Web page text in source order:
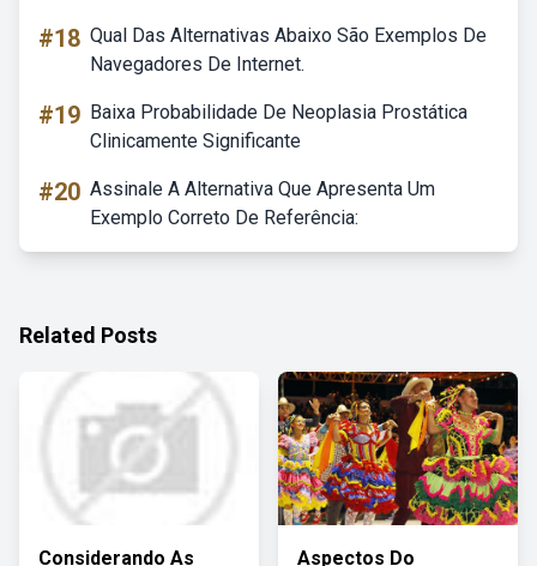
#18 Qual Das Alternativas Abaixo São Exemplos De
Navegadores De Internet.
#19 Baixa Probabilidade De Neoplasia Prostática
Clinicamente Significante
#20 Assinale A Alternativa Que Apresenta Um
Exemplo Correto De Referência:
Related Posts
Considerando As
Aspectos Do